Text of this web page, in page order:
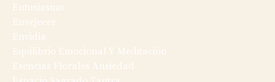
Entusiasmo
Envejecer
Envidia
Equilibrio Emocional Y Meditación
Esencias Florales Ansiedad